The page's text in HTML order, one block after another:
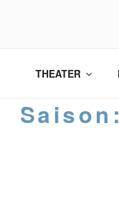
THEATER
Saison: